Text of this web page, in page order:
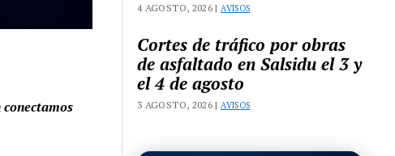
4 AGOSTO, 2026 | AVISOS
Cortes de tráfico por obras
de asfaltado en Salsidu el 3 y
el 4 de agosto
3 AGOSTO, 2026 | AVISOS